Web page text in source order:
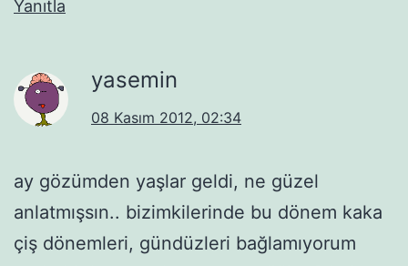
Yanıtla
yasemin
08 Kasım 2012, 02:34
ay gözümden yaşlar geldi, ne güzel
anlatmışsın.. bizimkilerinde bu dönem kaka
çiş dönemleri, gündüzleri bağlamıyorum